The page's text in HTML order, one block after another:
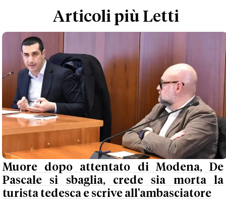
Articoli più Letti
Muore dopo attentato di Modena, De
Pascale si sbaglia, crede sia morta la
turista tedesca e scrive all'ambasciatore